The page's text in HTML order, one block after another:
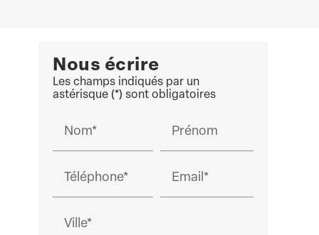
Nous écrire
Les champs indiqués par un
astérisque (*) sont obligatoires
Nom* Prénom
Téléphone* Email*
Ville*